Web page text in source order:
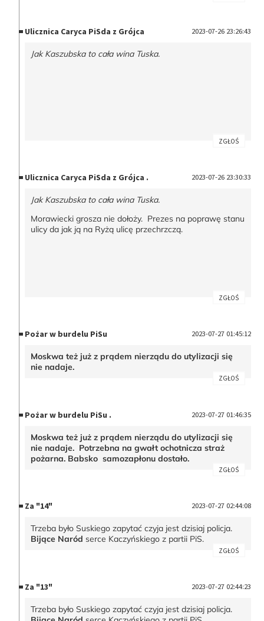
Ulicznica Caryca PiSda z Grójca 2023-07-26 23:26:43
Jak Kaszubska to cała wina Tuska.
ZGŁOŚ
Ulicznica Caryca PiSda z Grójca . 2023-07-26 23:30:33
Jak Kaszubska to cała wina Tuska.
Morawiecki grosza nie dołoży. Prezes na poprawę stanu
ulicy da jak ją na Ryżą ulicę przechrzczą.
ZGŁOŚ
Pożar w burdelu PiSu 2023-07-27 01:45:12
Moskwa też już z prądem nierządu do utylizacji się
nie nadaje.
ZGŁOŚ
Pożar w burdelu PiSu . 2023-07-27 01:46:35
Moskwa też już z prądem nierządu do utylizacji się
nie nadaje. Potrzebna na gwałt ochotnicza straż
pożarna. Babsko samozapłonu dostało.
ZGŁOŚ
Za "14" 2023-07-27 02:44:08
Trzeba było Suskiego zapytać czyja jest dzisiaj policja.
Bijące Naród serce Kaczyńskiego z partii PiS.
ZGŁOŚ
Za "13" 2023-07-27 02:44:23
Trzeba było Suskiego zapytać czyja jest dzisiaj policja.